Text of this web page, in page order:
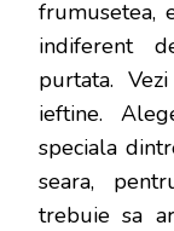
frumusetea,
indiferent
purtata. Vezi
ieftine.
speciala
seara,
trebuie sa